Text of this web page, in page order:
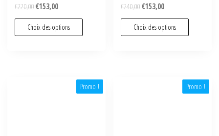
€220,00€153,00
Choix des options
€240,00€153,00
Choix des options
Promo ! Promo !